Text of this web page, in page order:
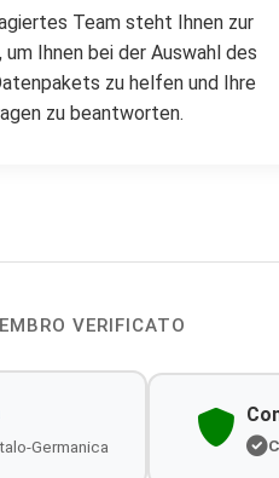
Team steht Ihnen zur
um Ihnen bei der Auswahl des
zu helfen und Ihre
zu beantworten.
VERIFICATO
Germanica